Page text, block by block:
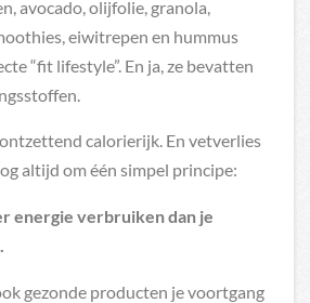
avocado, olijfolie, granola,
eiwitrepen en hummus
“fit lifestyle”. En ja, ze bevatten
calorierijk. En vetverlies
altijd om één simpel principe:
energie verbruiken dan je
gezonde producten je voortgang